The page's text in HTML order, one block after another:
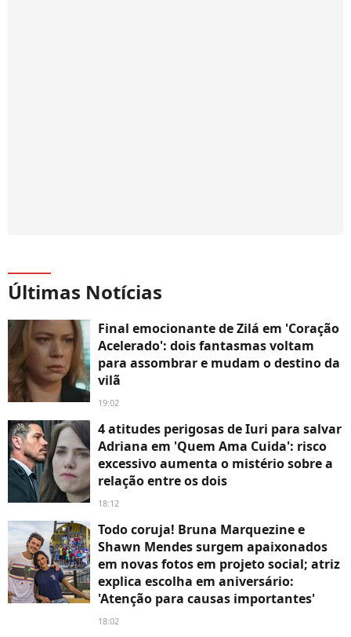
Últimas Notícias
Final emocionante de Zilá em 'Coração
Acelerado': dois fantasmas voltam
para assombrar e mudam o destino da
vilã
19:02
4 atitudes perigosas de Iuri para salvar
Adriana em 'Quem Ama Cuida': risco
excessivo aumenta o mistério sobre a
relação entre os dois
18:12
Todo coruja! Bruna Marquezine e
Shawn Mendes surgem apaixonados
em novas fotos em projeto social; atriz
explica escolha em aniversário:
'Atenção para causas importantes'
18:02